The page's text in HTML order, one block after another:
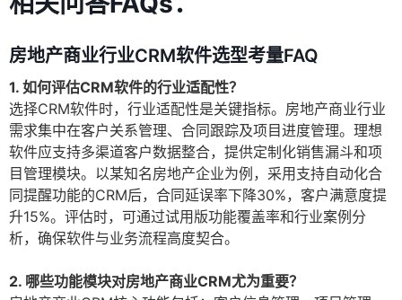
房地产商业行业CRM软件选型考量FAQ
1. 如何评估CRM软件的行业适配性？
选择CRM软件时，行业适配性是关键指标。房地产商业行业
需求集中在客户关系管理、合同跟踪及项目进度管理。理想
软件应支持多渠道客户数据整合，提供定制化销售漏斗和项
目管理模块。以某知名房地产企业为例，采用支持自动化合
同提醒功能的CRM后，合同延误率下降30%，客户满意度提
升15%。评估时，可通过试用版功能覆盖率和行业案例分
析，确保软件与业务流程高度契合。
2. 哪些功能模块对房地产商业CRM尤为重要？